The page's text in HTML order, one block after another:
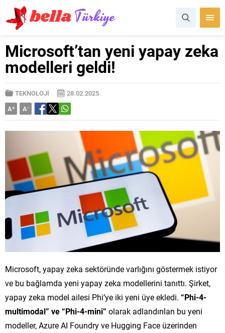
Microsoft’tan yeni yapay zeka
modelleri geldi!
TEKNOLOJİ
28.02.2025
A+ A-
Microsoft, yapay zeka sektöründe varlığını göstermek istiyor
ve bu bağlamda yeni yapay zeka modellerini tanıttı. Şirket,
yapay zeka model ailesi Phi’ye iki yeni üye ekledi. “Phi-4-
multimodal” ve “Phi-4-mini” olarak adlandırılan bu yeni
modeller, Azure AI Foundry ve Hugging Face üzerinden